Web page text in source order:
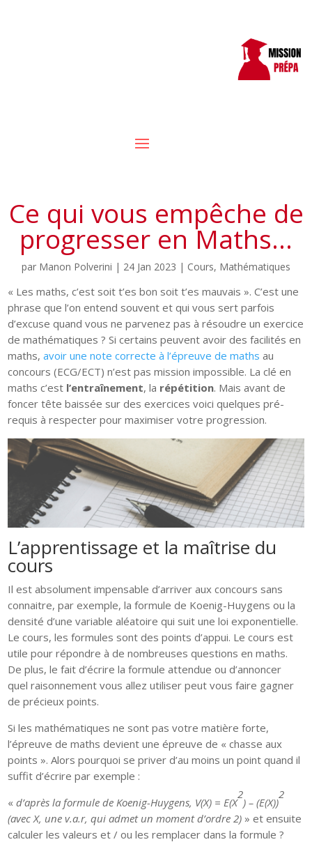
Ce qui vous empêche de
progresser en Maths…
par Manon Polverini | 24 Jan 2023 | Cours, Mathématiques
« Les maths, c’est soit t’es bon soit t’es mauvais ». C’est une
phrase que l’on entend souvent et qui vous sert parfois
d’excuse quand vous ne parvenez pas à résoudre un exercice
de mathématiques ? Si certains peuvent avoir des facilités en
maths,avoir une note correcte à l’épreuve de maths au
concours (ECG/ECT) n’est pas mission impossible. La clé en
maths c’est l’entraînement, la répétition. Mais avant de
foncer tête baissée sur des exercices voici quelques pré-
requis à respecter pour maximiser votre progression.
L’apprentissage et la maîtrise du
cours
Il est absolument impensable d’arriver aux concours sans
connaitre, par exemple, la formule de Koenig-Huygens ou la
densité d’une variable aléatoire qui suit une loi exponentielle.
Le cours, les formules sont des points d’appui. Le cours est
utile pour répondre à de nombreuses questions en maths.
De plus, le fait d’écrire la formule attendue ou d’annoncer
quel raisonnement vous allez utiliser peut vous faire gagner
de précieux points.
Si les mathématiques ne sont pas votre matière forte,
l’épreuve de maths devient une épreuve de « chasse aux
points ». Alors pourquoi se priver d’au moins un point quand il
suffit d’écrire par exemple :
«d’après la formule de Koenig-Huygens, V(X) = E(X
2
) – (E(X))
2
(avec X, une v.a.r, qui admet un moment d’ordre 2) » et ensuite
calculer les valeurs et / ou les remplacer dans la formule ?